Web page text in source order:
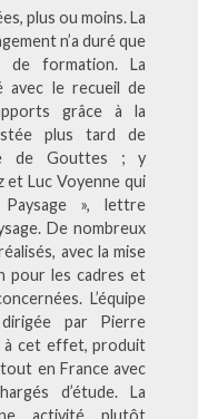
plus ou moins. La
n’a duré que
de formation. La
avec le recueil de
grâce à la
plus tard de
de Gouttes ; y
et Luc Voyenne qui
», lettre
De nombreux
avec la mise
pour les cadres et
L’équipe
par Pierre
à cet effet, produit
en France avec
d’étude. La
activité plutôt